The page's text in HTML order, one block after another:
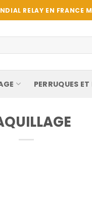
RELAY EN FRANCE
PERRUQUES